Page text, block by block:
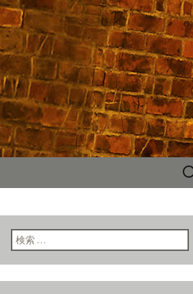
タイルの店内、人気の
、ディナー、パーティ
検
検索: